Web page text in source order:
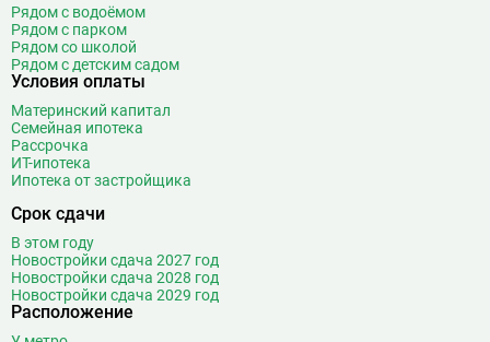
Бунинская аллея
Бутырская
В Вавиловская
Варшавская
ВДНХ
Верхние Лихоборы
Владыкино
Водный стадион
Войковская
Волгоградский проспект
Волжская
Волоколамская
Рядом с водоёмом
Рядом с парком
Рядом со школой
Рядом с детским садом
Условия оплаты
Материнский капитал
Семейная ипотека
Рассрочка
ИТ-ипотека
Ипотека от застройщика
Срок сдачи
В этом году
Новостройки сдача 2027 год
Новостройки сдача 2028 год
Новостройки сдача 2029 год
Расположение